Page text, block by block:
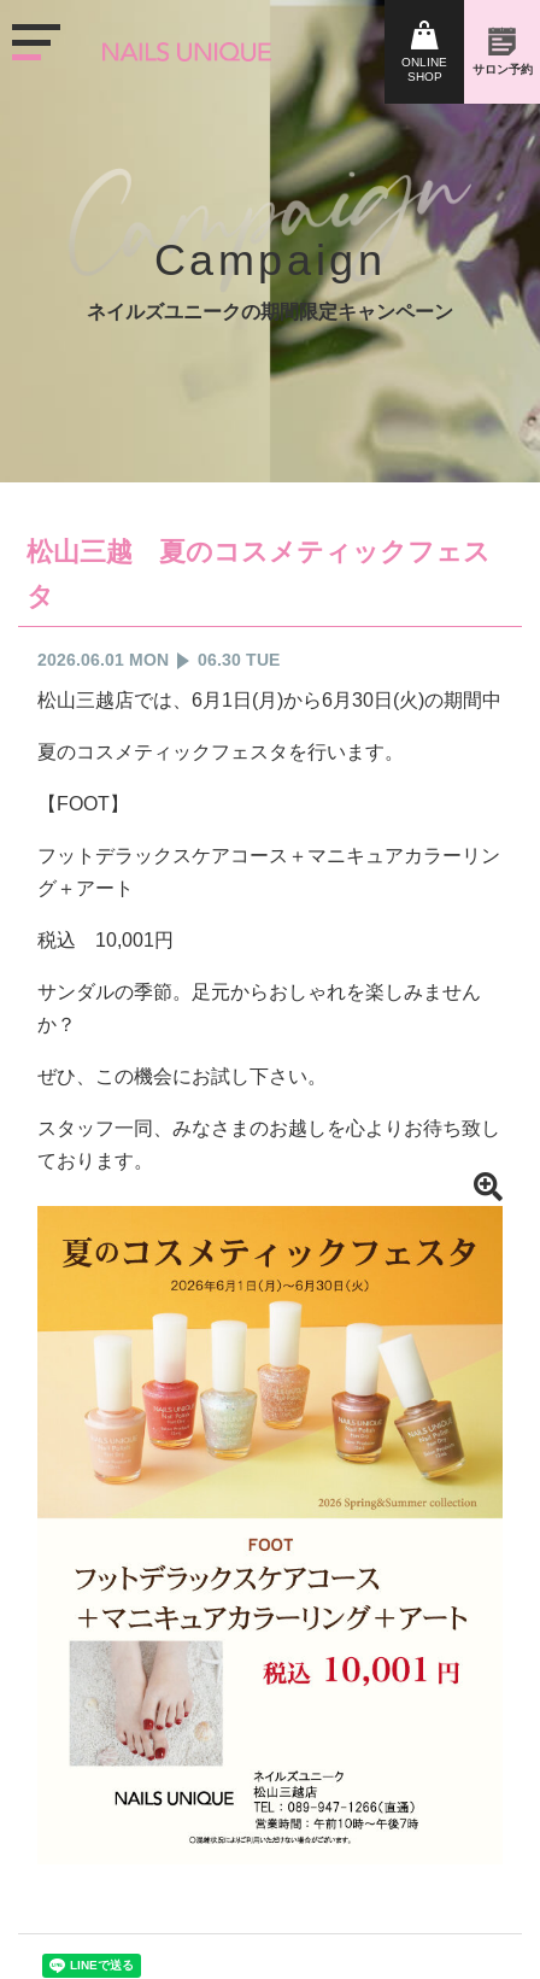
Campaign
ネイルズユニークの期間限定キャンペーン
松山三越 夏のコスメティックフェス
タ
2026.06.01 MON 06.30 TUE
松山三越店では、6月1日(月)から6月30日(火)の期間中
夏のコスメティックフェスタを行います。
【FOOT】
フットデラックスケアコース＋マニキュアカラーリン
グ＋アート
税込 10,001円
サンダルの季節。足元からおしゃれを楽しみません
か？
ぜひ、この機会にお試し下さい。
スタッフ一同、みなさまのお越しを心よりお待ち致し
ております。